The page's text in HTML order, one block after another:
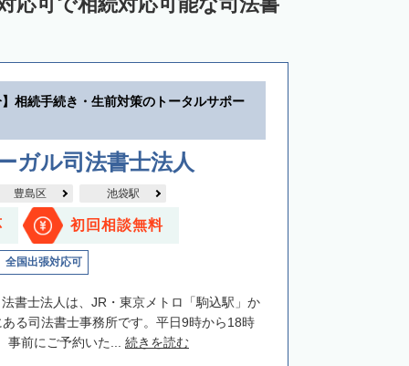
相続手続き・生前対策のトータルサポー
ガル司法書士法人
豊島区 池袋駅
初回相談無料
全国出張対応可
書士法人は、JR・東京メトロ「駒込駅」か
る司法書士事務所です。平日9時から18時
事前にご予約いた... 続きを読む